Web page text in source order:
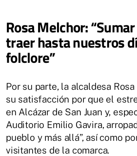
Rosa Melchor:
traer hasta nuestros
folclore”
Por su parte, la alcaldesa
su satisfacción por que el
en Alcázar de San Juan y,
Auditorio Emilio Gavira,
pueblo y más allá”, así como
visitantes de la comarca.